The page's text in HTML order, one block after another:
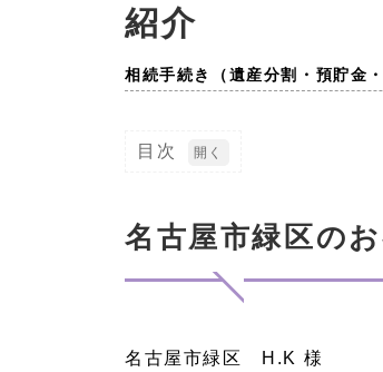
紹介
相続手続き（遺産分割・預貯金・
目次
屋
緑
客
名古屋市緑区の
名古屋市緑区 H.K 様